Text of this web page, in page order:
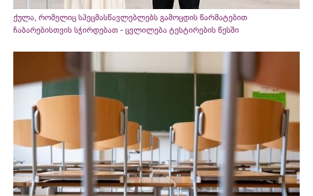
ქულა, რომელიც სპეცმასწავლებლებს გამოცდის წარმატებით
ჩაბარებისთვის სჭირდებათ - ცვლილება ტესტირების წესში